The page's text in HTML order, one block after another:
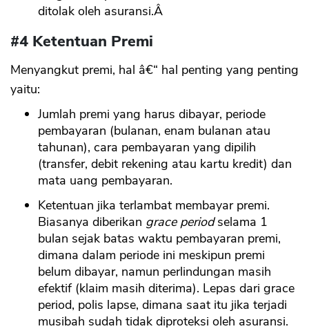
ditolak oleh asuransi.Â
#4 Ketentuan Premi
Menyangkut premi, hal â€“ hal penting yang penting
yaitu:
Jumlah premi yang harus dibayar, periode
pembayaran (bulanan, enam bulanan atau
tahunan), cara pembayaran yang dipilih
(transfer, debit rekening atau kartu kredit) dan
mata uang pembayaran.
Ketentuan jika terlambat membayar premi.
Biasanya diberikan grace periodselama 1
bulan sejak batas waktu pembayaran premi,
dimana dalam periode ini meskipun premi
belum dibayar, namun perlindungan masih
efektif (klaim masih diterima). Lepas dari grace
period, polis lapse, dimana saat itu jika terjadi
musibah sudah tidak diproteksi oleh asuransi.